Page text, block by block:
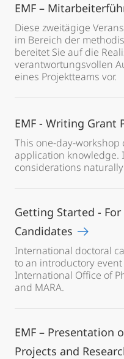
EMF –
Diese zweitägige
im Bereich der
bereitet Sie auf die
verantwortungsvollen
eines Projektteams vor.
EMF - Writing Grant
This one-day-
application knowledge.
considerations
Getting Started -
Candidates
International doctoral
to an introductory
International Office of
and MARA.
EMF – Presentation
Projects and